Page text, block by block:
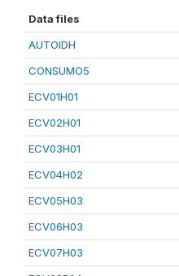
Data files
AUTOIDH
CONSUMO5
ECV01H01
ECV02H01
ECV03H01
ECV04H02
ECV05H03
ECV06H03
ECV07H03